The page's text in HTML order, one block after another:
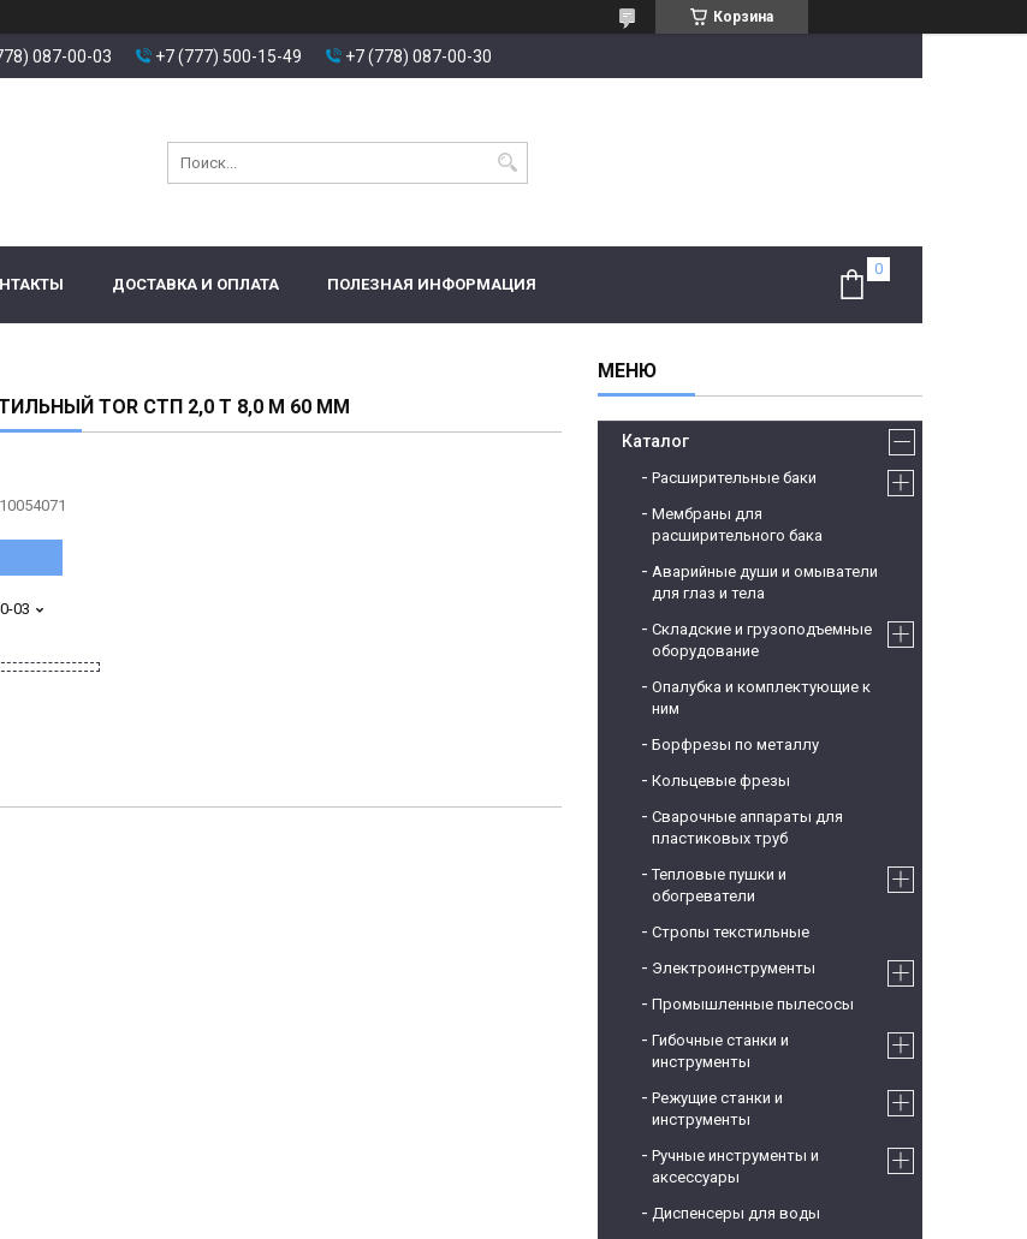
Корзина
087-00-03 +7 (777) 500-15-49 +7 (778) 087-00-30
ДОСТАВКА И ОПЛАТА ПОЛЕЗНАЯ ИНФОРМАЦИЯ
TOR СТП 2,0 Т 8,0 М 60 ММ
10054071
03
Каталог
Расширительные баки
Мембраны для
расширительного бака
Аварийные души и омыватели
для глаз и тела
Складские и грузоподъемные
оборудование
Опалубка и комплектующие к
ним
Борфрезы по металлу
Кольцевые фрезы
Сварочные аппараты для
пластиковых труб
Тепловые пушки и
обогреватели
Стропы текстильные
Электроинструменты
Промышленные пылесосы
Гибочные станки и
инструменты
Режущие станки и
инструменты
Ручные инструменты и
аксессуары
Диспенсеры для воды